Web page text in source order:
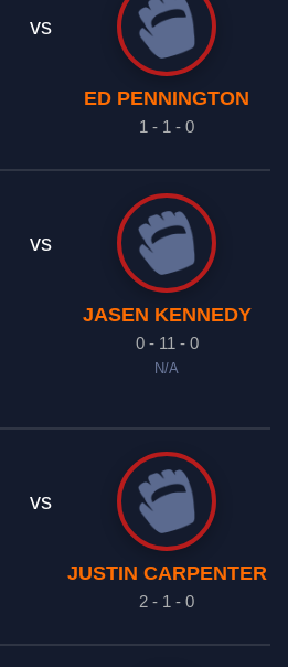
vs
ED PENNINGTON
1 - 1 - 0
vs
JASEN KENNEDY
0 - 11 - 0
N/A
vs
JUSTIN CARPENTER
2 - 1 - 0